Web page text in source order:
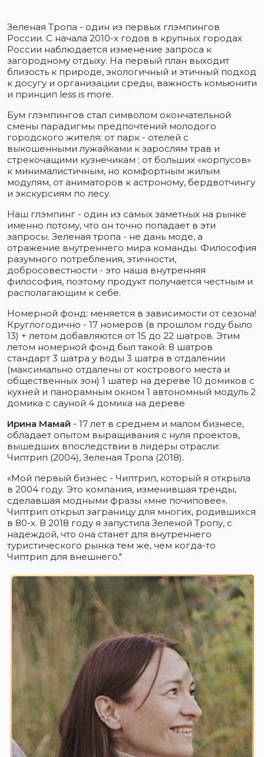
Зеленая Тропа - один из первых глэмпингов
России. С начала 2010-х годов в крупных городах
России наблюдается изменение запроса к
загородному отдыху. На первый план выходит
близость к природе, экологичный и этичный подход
к досугу и организации среды, важность комьюнити
и принцип less is more.
Бум глэмпингов стал символом окончательной
смены парадигмы предпочтений молодого
городского жителя: от парк - отелей с
выкошенными лужайками к зарослям трав и
стрекочащими кузнечикам ; от больших «корпусов»
к минималистичным, но комфортным жилым
модулям, от аниматоров к астроному, бердвотчингу
и экскурсиям по лесу.
Наш глэмпинг - один из самых заметных на рынке
именно потому, что он точно попадает в эти
запросы. Зеленая тропа - не дань моде, а
отражение внутреннего мира команды. Философия
разумного потребления, этичности,
добросовестности - это наша внутренняя
философия, поэтому продукт получается честным и
располагающим к себе.
Номерной фонд: меняется в зависимости от сезона!
Круглогодично - 17 номеров (в прошлом году было
13) + летом добавляются от 15 до 22 шатров. Этим
летом номерной фонд был такой: 8 шатров
стандарт 3 шатра у воды 3 шатра в отдалении
(максимально отдалены от кострового места и
общественных зон) 1 шатер на дереве 10 домиков с
кухней и панорамным окном 1 автономный модуль 2
домика с сауной 4 домика на дереве
Ирина Мамай - 17 лет в среднем и малом бизнесе,
обладает опытом выращивания с нуля проектов,
вышедших впоследствии в лидеры отрасли:
Чиптрип (2004), Зеленая Тропа (2018).
«Мой первый бизнес - Чиптрип, который я открыла
в 2004 году. Это компания, изменившая тренды,
сделавшая модными фразы «мне почиповее».
Чиптрип открыл заграницу для многих, родившихся
в 80-х. В 2018 году я запустила Зеленой Тропу, с
надеждой, что она станет для внутреннего
туристического рынка тем же, чем когда-то
Чиптрип для внешнего."